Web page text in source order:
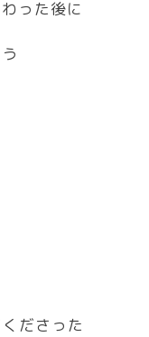
った後に
ださった